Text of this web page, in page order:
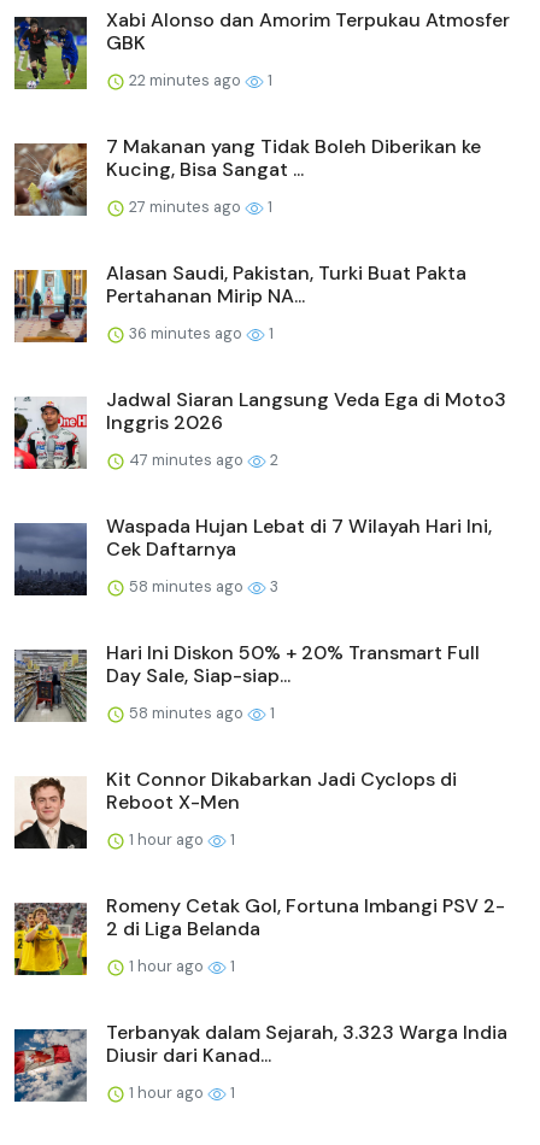
Xabi Alonso dan Amorim Terpukau Atmosfer
GBK
22 minutes ago 1
7 Makanan yang Tidak Boleh Diberikan ke
Kucing, Bisa Sangat ...
27 minutes ago 1
Alasan Saudi, Pakistan, Turki Buat Pakta
Pertahanan Mirip NA...
36 minutes ago 1
Jadwal Siaran Langsung Veda Ega di Moto3
Inggris 2026
47 minutes ago 2
Waspada Hujan Lebat di 7 Wilayah Hari Ini,
Cek Daftarnya
58 minutes ago 3
Hari Ini Diskon 50% + 20% Transmart Full
Day Sale, Siap-siap...
58 minutes ago 1
Kit Connor Dikabarkan Jadi Cyclops di
Reboot X-Men
1 hour ago 1
Romeny Cetak Gol, Fortuna Imbangi PSV 2-
2 di Liga Belanda
1 hour ago 1
Terbanyak dalam Sejarah, 3.323 Warga India
Diusir dari Kanad...
1 hour ago 1